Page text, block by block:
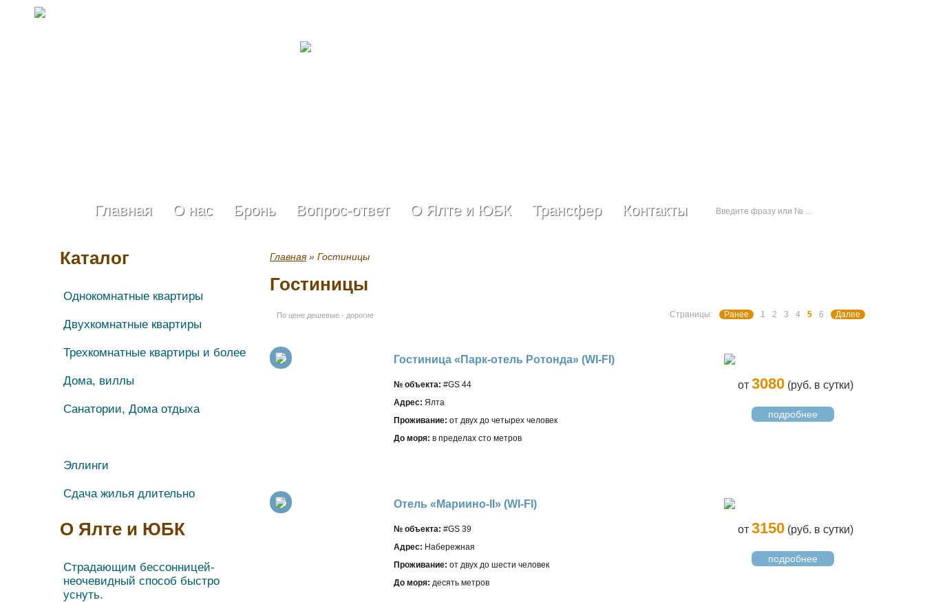
Главная О нас Бронь Вопрос-ответ О Ялте и ЮБК Трансфер Контакты
Каталог
Однокомнатные квартиры
Двухкомнатные квартиры
Трехкомнатные квартиры и более
Дома, виллы
Санатории, Дома отдыха
Эллинги
Сдача жилья длительно
О Ялте и ЮБК
Страдающим бессонницей-
неочевидный способ быстро
уснуть.
Главная» Гостиницы
Гостиницы
По цене дешевые - дорогие Страницы: Ранее 1 2 3 4 5 6 Далее
Гостиница «Парк-отель Ротонда» (WI-FI)
№ объекта: #GS 44
Адрес: Ялта
Проживание: от двух до четырех человек
До моря: в пределах сто метров
от 3080 (руб. в сутки)
подробнее
Отель «Мариино-II» (WI-FI)
№ объекта: #GS 39
Адрес: Набережная
Проживание: от двух до шести человек
До моря: десять метров
от 3150 (руб. в сутки)
подробнее